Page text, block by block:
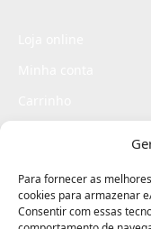
Para fornecer as
cookies para armazenar
Consentir com essas